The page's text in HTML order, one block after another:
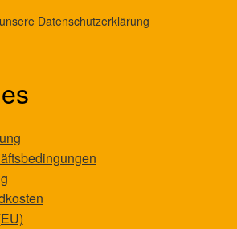
Datenschutzerklärung